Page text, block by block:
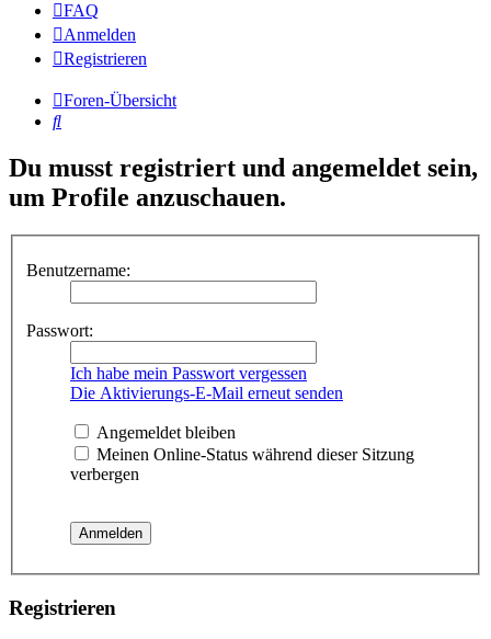
FAQ
Anmelden
Registrieren
Foren-Übersicht
Suche
Du musst registriert und angemeldet sein,
um Profile anzuschauen.
Benutzername:
Passwort:
Ich habe mein Passwort vergessen
Die Aktivierungs-E-Mail erneut senden
Angemeldet bleiben
Meinen Online-Status während dieser Sitzung
verbergen
Registrieren